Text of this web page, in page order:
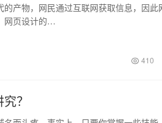
产物，网民通过互联网获取信息，因此
网页设计的…
410
？